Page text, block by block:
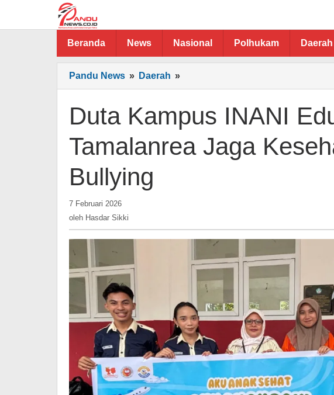
Beranda News Nasional Polhukam Daerah
Pandu News » Daerah »
Kampus
Edukasi
Anak
SD
Tamalanrea
Bullying
Duta Kampus INANI
Tamalanrea Jaga
Bullying
7 Februari 2026
Hasdar
oleh Hasdar Sikki